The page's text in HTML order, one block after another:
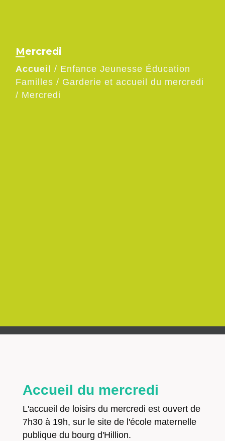
Mercredi
Accueil / Enfance Jeunesse Éducation
Familles / Garderie et accueil du mercredi
/ Mercredi
Accueil du mercredi
L'accueil de loisirs du mercredi est ouvert de
7h30 à 19h, sur le site de l'école maternelle
publique du bourg d'Hillion.